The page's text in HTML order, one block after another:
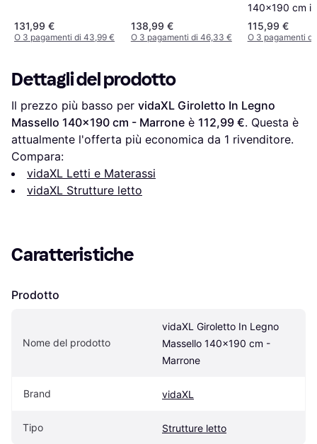
131,99 €
O 3 pagamenti di 43,99 €
138,99 €
O 3 pagamenti di 46,33 €
140x190 cm in
Tessuto
115,99 €
O 3 pagamenti
Dettagli del prodotto
Il prezzo più basso per vidaXL Giroletto In Legno
Massello 140x190 cm - Marrone è 112,99 €. Questa è
attualmente l'offerta più economica da 1 rivenditore.
Compara:
vidaXL Letti e Materassi
vidaXL Strutture letto
Caratteristiche
Prodotto
Nome del prodotto
vidaXL Giroletto In Legno
Massello 140x190 cm -
Marrone
Brand vidaXL
Tipo Strutture letto